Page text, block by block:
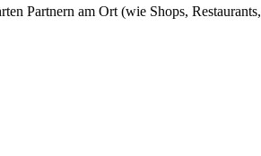
Partnern am Ort (wie Shops,